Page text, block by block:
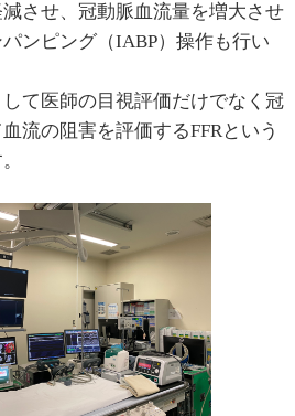
させ、冠動脈血流量を増大させ
ンピング（IABP）操作も行い
て医師の目視評価だけでなく冠
流の阻害を評価するFFRという